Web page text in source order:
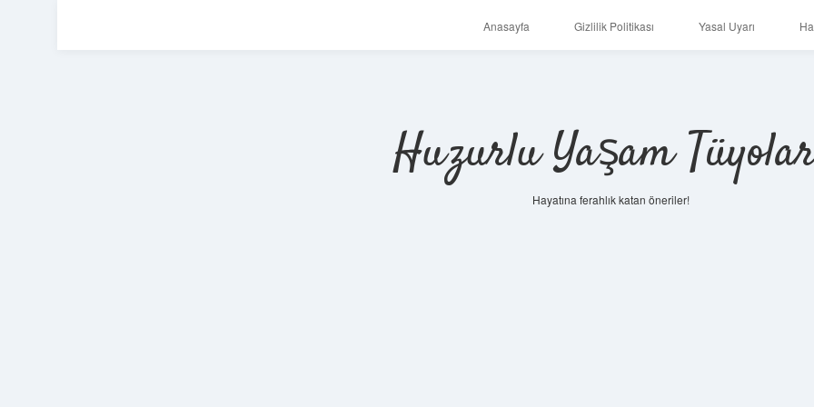
Anasayfa Gizlilik Politikası Yasal Uyarı
Huzurlu Yaşam
Hayatına ferahlık katan öneriler!